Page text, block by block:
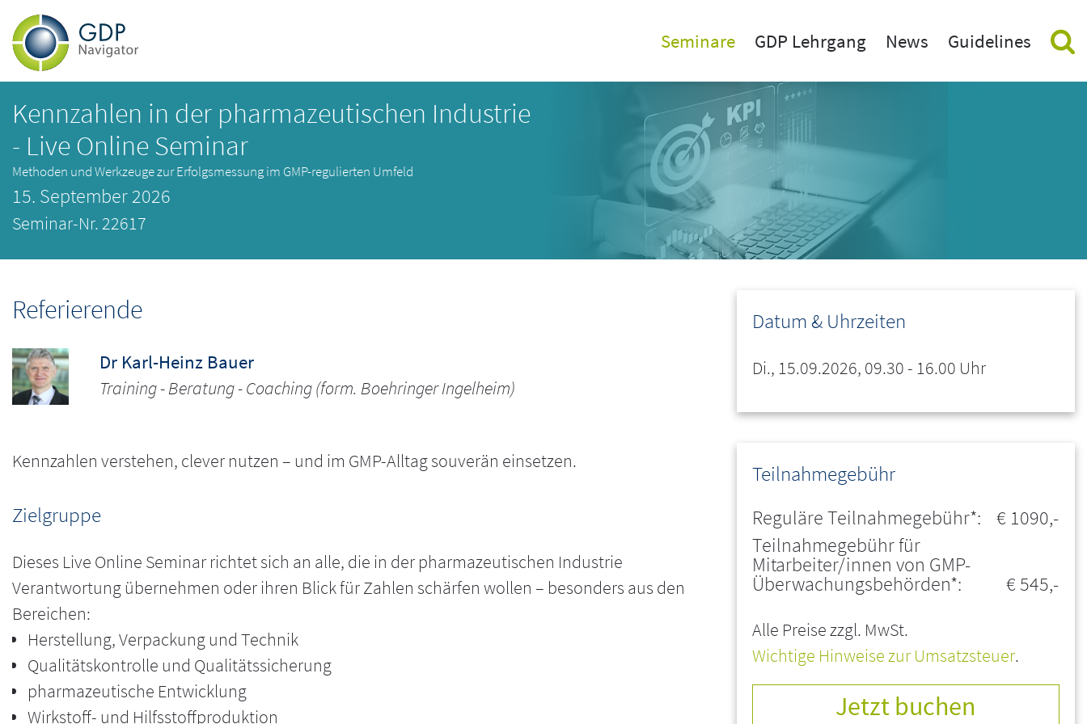
Seminare
GDP Seminare
Alle Veranstaltungen vor Ort (in Hotels)
Online Seminare
Aufzeichnungen
GDP elearning
GDP Lehrgang News Guidelines
Kennzahlen in der pharmazeutischen Industrie
- Live Online Seminar
Methoden und Werkzeuge zur Erfolgsmessung im GMP-regulierten Umfeld
15. September 2026
Seminar-Nr. 22617
Referierende
Dr Karl-Heinz Bauer
Training - Beratung - Coaching (form. Boehringer Ingelheim)
Kennzahlen verstehen, clever nutzen – und im GMP-Alltag souverän einsetzen.
Zielgruppe
Dieses Live Online Seminar richtet sich an alle, die in der pharmazeutischen Industrie
Verantwortung übernehmen oder ihren Blick für Zahlen schärfen wollen – besonders aus den
Bereichen:
Herstellung, Verpackung und Technik
Qualitätskontrolle und Qualitätssicherung
pharmazeutische Entwicklung
Wirkstoff- und Hilfsstoffproduktion
Datum & Uhrzeiten
Di., 15.09.2026, 09.30 - 16.00 Uhr
Teilnahmegebühr
Reguläre Teilnahmegebühr*:
€ 1090,-
Teilnahmegebühr für
Mitarbeiter/innen von GMP-
Überwachungsbehörden*: € 545,-
Alle Preise zzgl. MwSt.
Wichtige Hinweise zur Umsatzsteuer.
Jetzt buchen